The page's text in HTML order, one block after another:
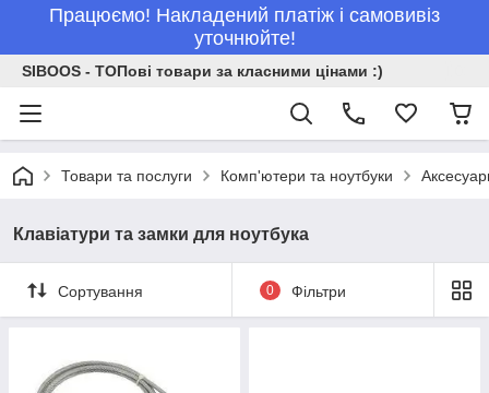
Працюємо! Накладений платіж і самовивіз
уточнюйте!
SIBOOS - ТОПові товари за класними цінами :)
Товари та послуги Комп'ютери та ноутбуки
Клавіатури та замки для ноутбука
Сортування 0 Фільтри